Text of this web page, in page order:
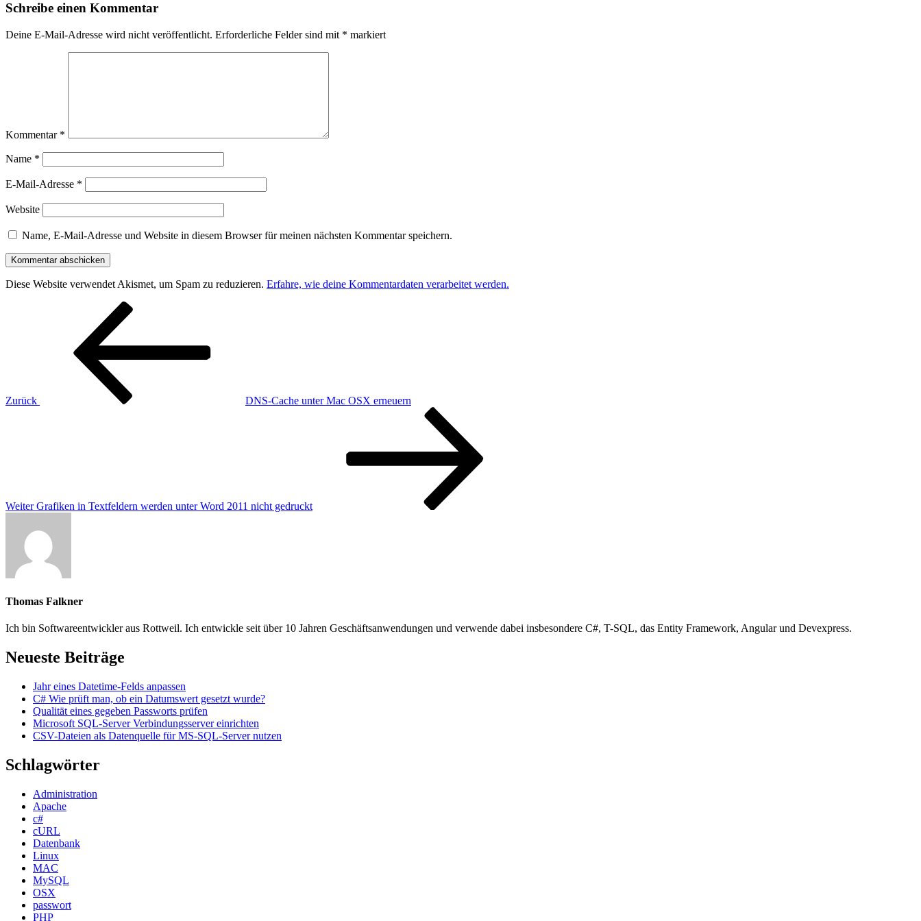
Schreibe einen Kommentar
Deine E-Mail-Adresse wird nicht veröffentlicht. Erforderliche Felder sind mit * markiert
Kommentar *
Name *
E-Mail-Adresse *
Website
Name, E-Mail-Adresse und Website in diesem Browser für meinen nächsten Kommentar speichern.
Diese Website verwendet Akismet, um Spam zu reduzieren. Erfahre, wie deine Kommentardaten verarbeitet werden.
Beitragsnavigation
Zurück
DNS-Cache unter Mac OSX erneuern
Weiter Grafiken in Textfeldern werden unter Word 2011 nicht gedruckt
Thomas Falkner
Ich bin Softwareentwickler aus Rottweil. Ich entwickle seit über 10 Jahren Geschäftsanwendungen und verwende dabei insbesondere C#, T-SQL, das Entity Framework, Angular und Devexpress.
Neueste Beiträge
Jahr eines Datetime-Felds anpassen
C# Wie prüft man, ob ein Datumswert gesetzt wurde?
Qualität eines gegeben Passworts prüfen
Microsoft SQL-Server Verbindungsserver einrichten
CSV-Dateien als Datenquelle für MS-SQL-Server nutzen
Schlagwörter
Administration
Apache
c#
cURL
Datenbank
Linux
MAC
MySQL
OSX
passwort
PHP